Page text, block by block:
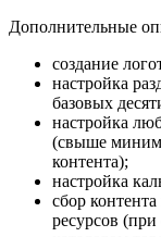
Дополнительные
создание
настройка
базовых
настройка
(свыше
контента);
настройка
сбор
ресурсов